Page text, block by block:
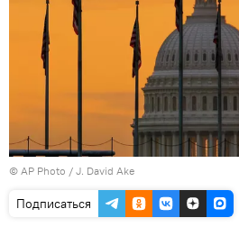
© AP Photo / J. David Ake
Подписаться